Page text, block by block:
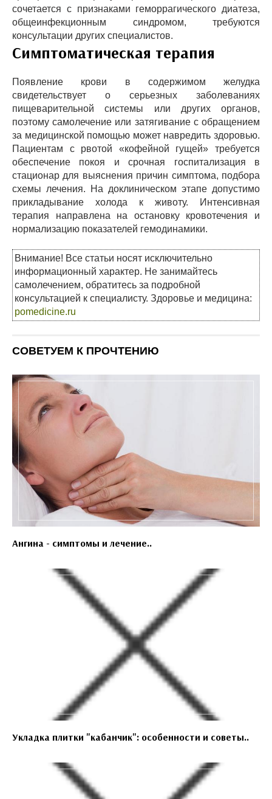
сочетается с признаками геморрагического диатеза,
общеинфекционным синдромом, требуются
консультации других специалистов.
Симптоматическая терапия
Появление крови в содержимом желудка
свидетельствует о серьезных заболеваниях
пищеварительной системы или других органов,
поэтому самолечение или затягивание с обращением
за медицинской помощью может навредить здоровью.
Пациентам с рвотой «кофейной гущей» требуется
обеспечение покоя и срочная госпитализация в
стационар для выяснения причин симптома, подбора
схемы лечения. На доклиническом этапе допустимо
прикладывание холода к животу. Интенсивная
терапия направлена на остановку кровотечения и
нормализацию показателей гемодинамики.
Внимание! Все статьи носят исключительно
информационный характер. Не занимайтесь
самолечением, обратитесь за подробной
консультацией к специалисту. Здоровье и медицина:
pomedicine.ru
СОВЕТУЕМ К ПРОЧТЕНИЮ
Ангина - симптомы и лечение..
Укладка плитки "кабанчик": особенности и советы..